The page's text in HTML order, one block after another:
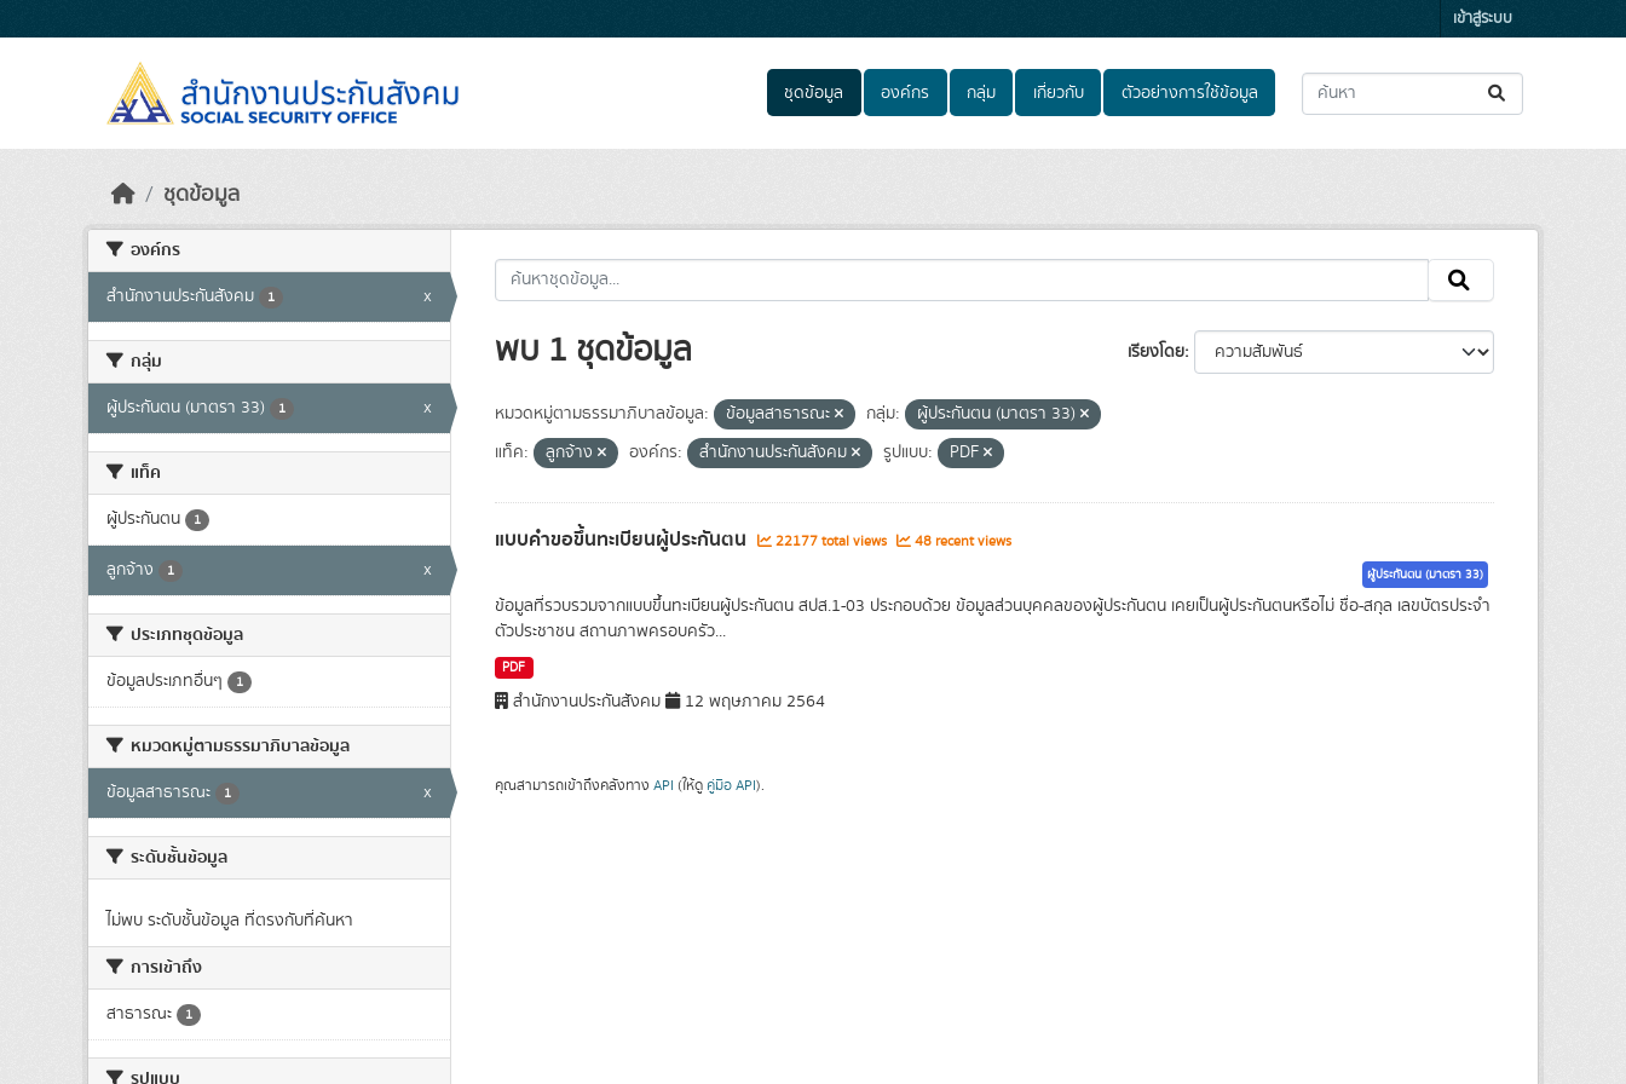
เข้าสู่ระบบ
ชุดข้อมูล องค์กร กลุ่ม เกี่ยวกับ ตัวอย่างการใช้ข้อมูล
ชุดข้อมูล
องค์กร
สำนักงานประกันสังคม 1 x
กลุ่ม
ผู้ประกันตน (มาตรา 33) 1 x
แท็ค
ผู้ประกันตน 1
ลูกจ้าง 1 x
ประเภทชุดข้อมูล
ข้อมูลประเภทอื่นๆ 1
หมวดหมู่ตามธรรมาภิบาลข้อมูล
ข้อมูลสาธารณะ 1 x
ระดับชั้นข้อมูล
ไม่พบ ระดับชั้นข้อมูล ที่ตรงกับที่ค้นหา
การเข้าถึง
สาธารณะ 1
เรียงโดย
พบ 1 ชุดข้อมูล
หมวดหมู่ตามธรรมาภิบาลข้อมูล: ข้อมูลสาธารณะ กลุ่ม:
ผู้ประกันตน (มาตรา 33)
แท็ค:
ลูกจ้าง องค์กร: สำนักงานประกันสังคม รูปแบบ: PDF
แบบคำขอขึ้นทะเบียนผู้ประกันตน 22177 total views 48 recent views
ผู้ประกันตน (มาตรา 33)
ข้อมูลที่รวบรวมจากแบบขึ้นทะเบียนผู้ประกันตน สปส.1-03 ประกอบด้วย ข้อมูลส่วนบุคคลของผู้ประกันตน เคยเป็นผู้ประกันตนหรือไม่ ชื่อ-สกุล เลขบัตรประจำ
ตัวประชาชน สถานภาพครอบครัว...
PDF
สำนักงานประกันสังคม 12 พฤษภาคม 2564
คุณสามารถเข้าถึงคลังทาง API (ให้ดู คู่มือ API).